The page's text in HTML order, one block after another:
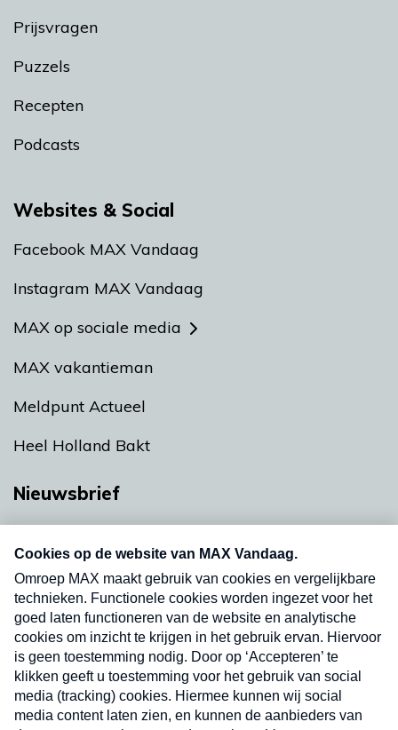
Prijsvragen
Puzzels
Recepten
Podcasts
Websites & Social
Facebook MAX Vandaag
Instagram MAX Vandaag
MAX op sociale media
MAX vakantieman
Meldpunt Actueel
Heel Holland Bakt
Nieuwsbrief
nieuwsbrief. Elke vrijdag- en dinsdagochtend in
uw mailbox.
Verzend